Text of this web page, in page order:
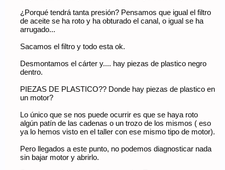
¿Porqué tendrá tanta presión? Pensamos que igual el filtro
de aceite se ha roto y ha obturado el canal, o igual se ha
arrugado...
Sacamos el filtro y todo esta ok.
Desmontamos el cárter y.... hay piezas de plastico negro
dentro.
PIEZAS DE PLASTICO?? Donde hay piezas de plastico en
un motor?
Lo único que se nos puede ocurrir es que se haya roto
algún patín de las cadenas o un trozo de los mismos ( eso
ya lo hemos visto en el taller con ese mismo tipo de motor).
Pero llegados a este punto, no podemos diagnosticar nada
sin bajar motor y abrirlo.